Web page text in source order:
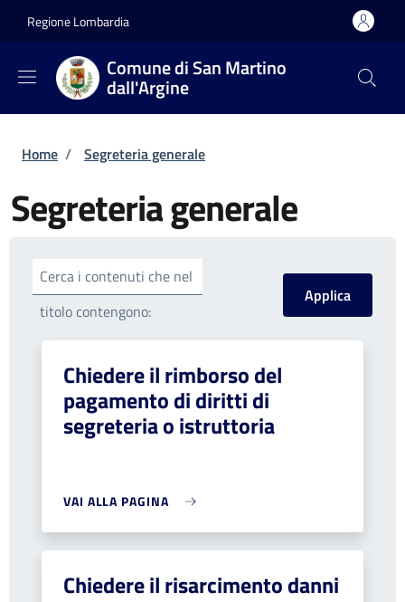
Regione Lombardia
Comune di San Martino
dall'Argine
Briciole di pane
Home / Segreteria generale
Segreteria generale
Cerca i contenuti che nel
titolo contengono:
Chiedere il rimborso del
pagamento di diritti di
segreteria o istruttoria
VAI ALLA PAGINA
Chiedere il risarcimento danni